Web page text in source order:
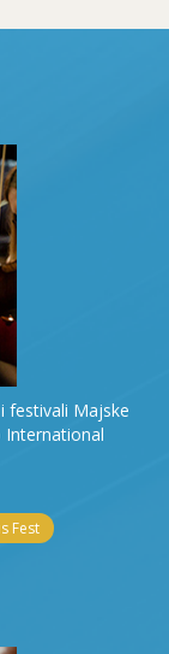
festivali Majske
International
Fest